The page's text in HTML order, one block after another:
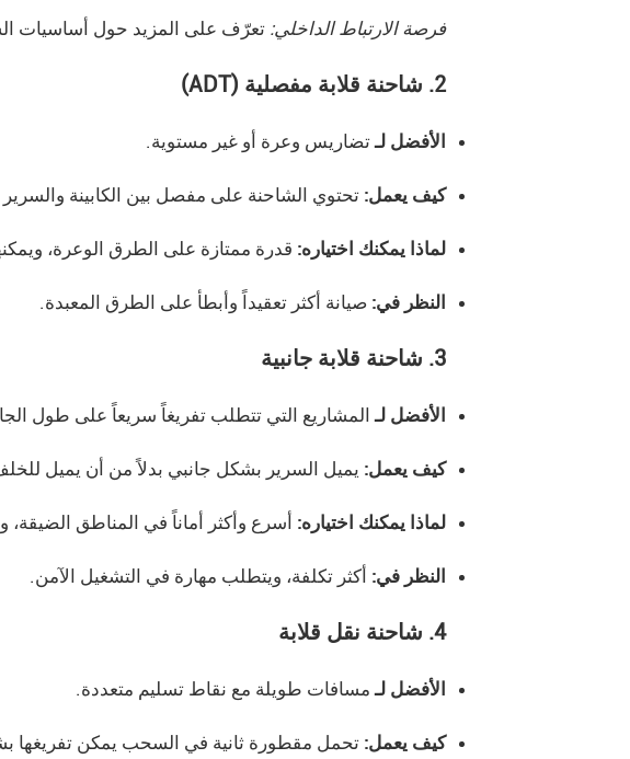
فرصة الارتباط الداخلي: تعرّف على المزيد حول أساسيات
2. شاحنة قلابة مفصلية (ADT)
الأفضل لـتضاريس وعرة أو غير مستوية.
كيف يعمل: تحتوي الشاحنة على مفصل بين الكابينة
لماذا يمكنك اختياره: قدرة ممتازة على الطرق الوعرة،
النظر في: صيانة أكثر تعقيداً وأبطأ على الطرق المعبدة.
3. شاحنة قلابة جانبية
الأفضل لـالمشاريع التي تتطلب تفريغاً سريعاً على طول
كيف يعمل: يميل السرير بشكل جانبي بدلاً من أن يميل
لماذا يمكنك اختياره: أسرع وأكثر أماناً في المناطق
النظر في: أكثر تكلفة، ويتطلب مهارة في التشغيل الآمن.
4. شاحنة نقل قلابة
الأفضل لـمسافات طويلة مع نقاط تسليم متعددة.
كيف يعمل: تحمل مقطورة ثانية في السحب يمكن تفريغها